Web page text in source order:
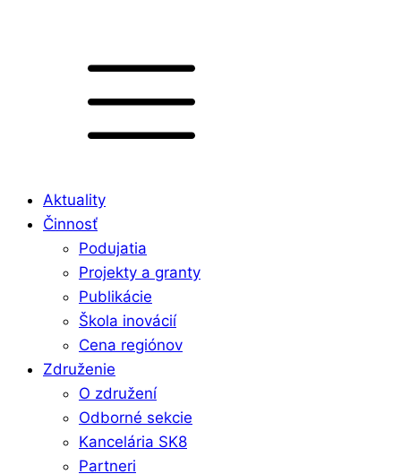
Aktuality
Činnosť
Podujatia
Projekty a granty
Publikácie
Škola inovácií
Cena regiónov
Združenie
O združení
Odborné sekcie
Kancelária SK8
Partneri